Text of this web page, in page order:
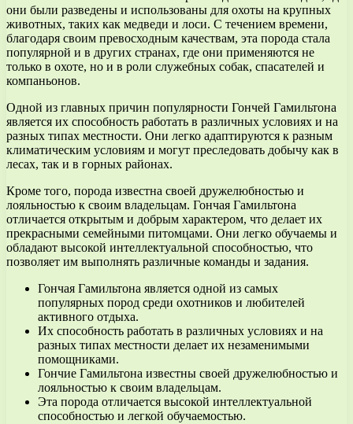
они были разведены и использованы для охоты на крупных
животных, таких как медведи и лоси. С течением времени,
благодаря своим превосходным качествам, эта порода стала
популярной и в других странах, где они применяются не
только в охоте, но и в роли служебных собак, спасателей и
компаньонов.
Одной из главных причин популярности Гончей Гамильтона
является их способность работать в различных условиях и на
разных типах местности. Они легко адаптируются к разным
климатическим условиям и могут преследовать добычу как в
лесах, так и в горных районах.
Кроме того, порода известна своей дружелюбностью и
лояльностью к своим владельцам. Гончая Гамильтона
отличается открытым и добрым характером, что делает их
прекрасными семейными питомцами. Они легко обучаемы и
обладают высокой интеллектуальной способностью, что
позволяет им выполнять различные команды и задания.
Гончая Гамильтона является одной из самых
популярных пород среди охотников и любителей
активного отдыха.
Их способность работать в различных условиях и на
разных типах местности делает их незаменимыми
помощниками.
Гончие Гамильтона известны своей дружелюбностью и
лояльностью к своим владельцам.
Эта порода отличается высокой интеллектуальной
способностью и легкой обучаемостью.